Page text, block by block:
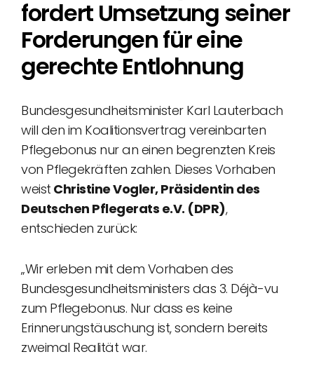
fordert Umsetzung seiner
Forderungen für eine
gerechte Entlohnung
Bundesgesundheitsminister Karl Lauterbach
will den im Koalitionsvertrag vereinbarten
Pflegebonus nur an einen begrenzten Kreis
von Pflegekräften zahlen. Dieses Vorhaben
weist Christine Vogler, Präsidentin des
Deutschen Pflegerats e.V. (DPR),
entschieden zurück:
„Wir erleben mit dem Vorhaben des
Bundesgesundheitsministers das 3. Déjà-vu
zum Pflegebonus. Nur dass es keine
Erinnerungstäuschung ist, sondern bereits
zweimal Realität war.